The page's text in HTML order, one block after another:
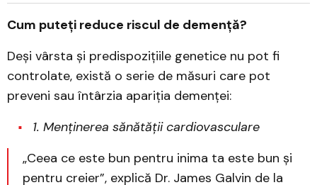
Cum puteți reduce riscul de demență?
Deși vârsta și predispozițiile genetice nu pot fi
controlate, există o serie de măsuri care pot
preveni sau întârzia apariția demenței:
1. Menținerea sănătății cardiovasculare
„Ceea ce este bun pentru inima ta este bun și
pentru creier”, explică Dr. James Galvin de la